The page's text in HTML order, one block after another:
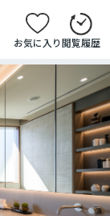
お気に入り閲覧履歴